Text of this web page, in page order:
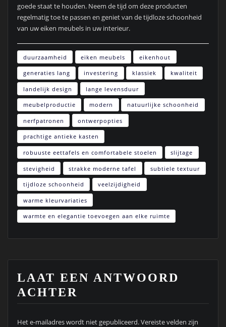
goede staat te houden. Neem de tijd om deze producten
regelmatig toe te passen en geniet van de tijdloze schoonheid
van uw eiken meubels in uw interieur.
duurzaamheid eiken meubels eikenhout
generaties lang investering klassiek kwaliteit
landelijk design lange levensduur
meubelproductie modern natuurlijke schoonheid
nerfpatronen ontwerpopties
prachtige antieke kasten
robuuste eettafels en comfortabele stoelen slijtage
stevigheid strakke moderne tafel subtiele textuur
tijdloze schoonheid veelzijdigheid
warme kleurvariaties
warmte en elegantie toevoegen aan elke ruimte
LAAT EEN ANTWOORD
ACHTER
Het e-mailadres wordt niet gepubliceerd.Vereiste velden zijn